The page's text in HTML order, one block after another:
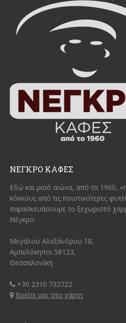
ΝΕΓΚΡΟ ΚΑΦΕΣ
Εδώ και μισό αιώνα, από το 1960,
κόκκους από τις ποιοτικότερες
παρασκευάσουμε το ξεχωριστό
Νέγκρο.
Μεγάλου Αλεξάνδρου 18,
Αμπελόκηποι 56123,
Θεσσαλονίκη
+30 2310 732722
Βρείτε μας στο χάρτη